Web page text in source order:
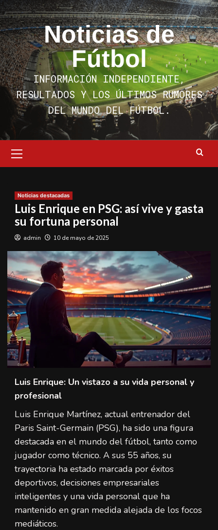
Saltar
al
contenido
Noticias de
Fútbol
INFORMACIÓN INDEPENDIENTE,
RESULTADOS Y LOS ÚLTIMOS RUMORES
DEL MUNDO DEL FÚTBOL.
primario
Noticias destacadas
Luis Enrique en PSG: así vive y gasta
su fortuna personal
admin 10 de mayo de 2025
Luis Enrique: Un vistazo a su vida personal y
profesional
Luis Enrique Martínez, actual entrenador del
Paris Saint-Germain (PSG), ha sido una figura
destacada en el mundo del fútbol, tanto como
jugador como técnico. A sus 55 años, su
trayectoria ha estado marcada por éxitos
deportivos, decisiones empresariales
inteligentes y una vida personal que ha
mantenido en gran medida alejada de los focos
mediáticos.